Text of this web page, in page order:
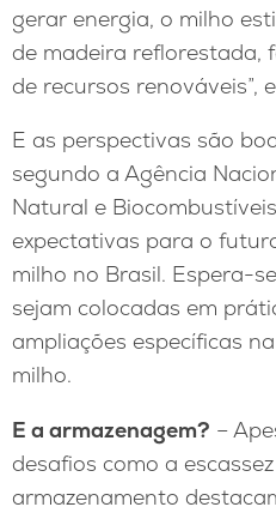
gerar energia, o milho
de madeira reflorestada,
de recursos renováveis”,
E as perspectivas são
segundo a Agência
Natural e
expectativas para o
milho no Brasil. Espera-
sejam colocadas em
ampliações específicas
milho.
E a armazenagem? –
desafios como a
armazenamento